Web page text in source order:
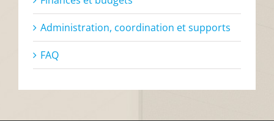
Administration, coordination et supports
FAQ